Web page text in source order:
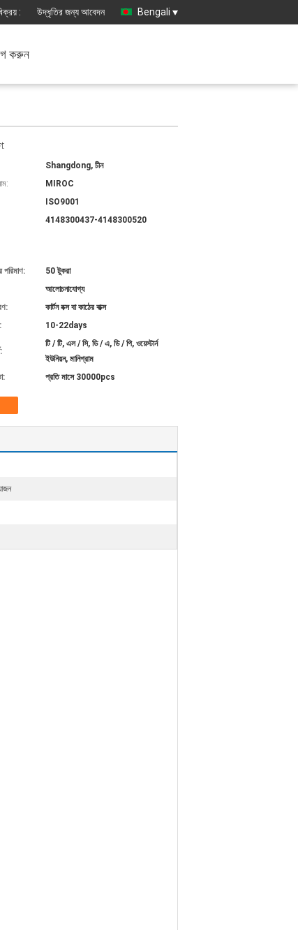
: উদ্ধৃতির জন্য আবেদন Bengali
করুন
Shangdong, চীন
MIROC
ISO9001
4148300437-4148300520
পরিমাণ:
50 টুকরা
আলোচনাযোগ্য
কার্টন বক্স বা কাঠের বাক্স
10-22days
টি / টি, এল / সি, ডি / এ, ডি / পি, ওয়েস্টার্ন
ইউনিয়ন, মানিগ্রাম
প্রতি মাসে 30000pcs